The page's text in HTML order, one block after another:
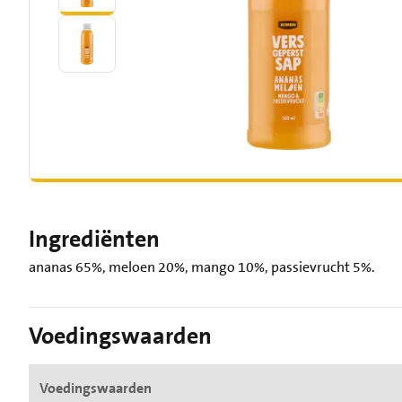
Ingrediënten
ananas 65%, meloen 20%, mango 10%, passievrucht 5%.
Voedingswaarden
Voedingswaarden